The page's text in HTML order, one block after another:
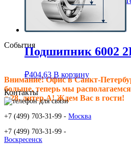
Сальники подшипника
Клиновые ремни
Техпластина резиновая
События
Внимание! Офис в Санкт-
больше, теперь мы
д.28, литер.А! Ждем Вас в гости!
Подшипник 6002
₽404.63 В корзину
Контакты
+7 (499) 703-31-99 - Москва
+7 (499) 703-31-99 -
Воскресенск